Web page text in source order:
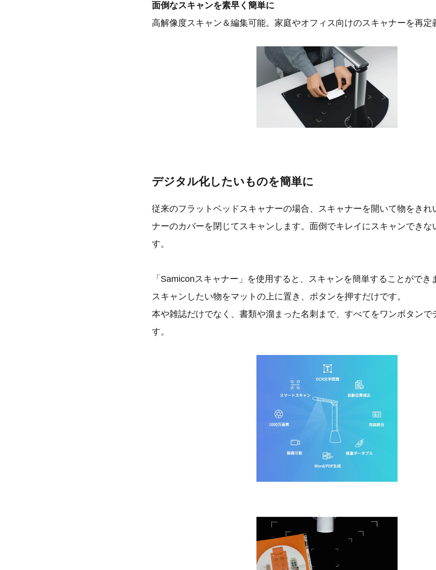
面倒なスキャンを素早く簡単に
高解像度スキャン＆編集可能。家庭やオフィス向けのスキャナーを再定
デジタル化したいものを簡単に
従来のフラットベッドスキャナーの場合、スキャナーを開いて物をきれ
ナーのカバーを閉じてスキャンします。面倒でキレイにスキャンできな
す。
「Samiconスキャナー」を使用すると、スキャンを簡単することができ
スキャンしたい物をマットの上に置き、ボタンを押すだけです。
本や雑誌だけでなく、書類や溜まった名刺まで、すべてをワンボタンで
す。